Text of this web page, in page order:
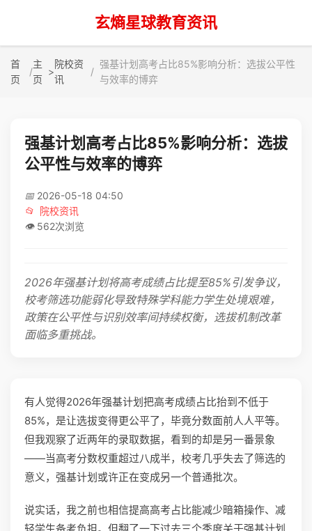
玄熵星球教育资讯
首
页
主
页
>
院校资
讯
强基计划高考占比85%影响分析：选拔公平性
与效率的博弈
强基计划高考占比85%影响分析：选拔
公平性与效率的博弈
📅 2026-05-18 04:50
📂
院校资讯
👁️ 562次浏览
2026年强基计划将高考成绩占比提至85%引发争议，
校考筛选功能弱化导致特殊学科能力学生处境艰难，
政策在公平性与识别效率间持续权衡，选拔机制改革
面临多重挑战。
有人觉得2026年强基计划把高考成绩占比抬到不低于
85%，是让选拔变得更公平了，毕竟分数面前人人平等。
但我观察了近两年的录取数据，看到的却是另一番景象
——当高考分数权重超过八成半，校考几乎失去了筛选的
意义，强基计划或许正在变成另一个普通批次。
说实话，我之前也相信提高高考占比能减少暗箱操作、减